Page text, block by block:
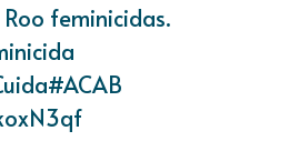
feminicidas.
#ACAB